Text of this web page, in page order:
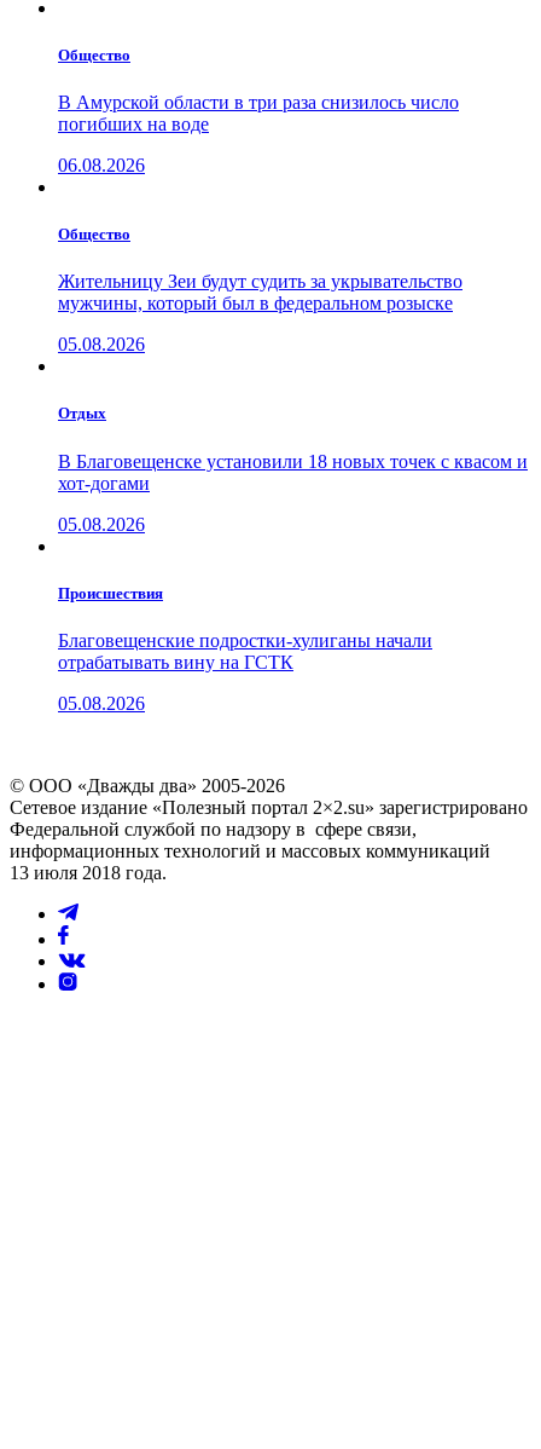
Общество
В Амурской области в три раза снизилось число
погибших на воде
06.08.2026
Общество
Жительницу Зеи будут судить за укрывательство
мужчины, который был в федеральном розыске
05.08.2026
Отдых
В Благовещенске установили 18 новых точек с квасом и
хот-догами
05.08.2026
Проиcшествия
Благовещенские подростки-хулиганы начали
отрабатывать вину на ГСТК
05.08.2026
© ООО «Дважды два» 2005-2026
Сетевое издание «Полезный портал 2×2.su» зарегистрировано
Федеральной службой по надзору в сфере связи,
информационных технологий и массовых коммуникаций
13 июля 2018 года.